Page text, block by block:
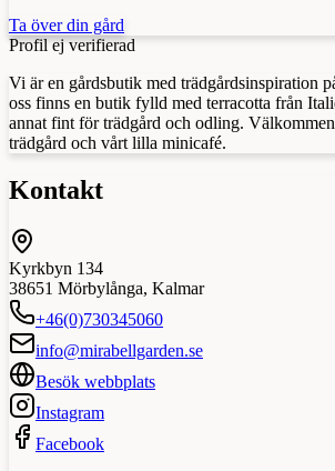
Ta över din gård
Profil ej verifierad
Vi är en gårdsbutik med trädgårdsinspiration
oss finns en butik fylld med terracotta från
annat fint för trädgård och odling.
trädgård och vårt lilla minicafé.
Kontakt
Kyrkbyn 134
38651 Mörbylånga, Kalmar
+46(0)730345060
info@mirabellgarden.se
Besök webbplats
Instagram
Facebook